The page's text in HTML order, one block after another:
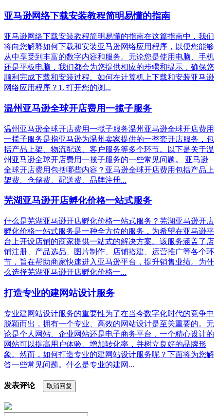
亚马逊网络下载安装教程简明易懂的指南
亚马逊网络下载安装教程简明易懂的指南在这篇指南中，我们
将向您解释如何下载和安装亚马逊网络应用程序，以便您能够
从中享受到丰富的数字内容和服务。无论您是使用电脑、手机
还是平板电脑，我们都会为您提供相应的步骤和提示，确保您
顺利完成下载和安装过程。如何在计算机上下载和安装亚马逊
网络应用程序？1. 打开您的浏...
温州亚马逊全球开店费用一揽子服务
温州亚马逊全球开店费用一揽子服务温州亚马逊全球开店费用
一揽子服务是指亚马逊为温州卖家提供的一整套开店服务，包
括产品上架、物流配送、客户服务等多个环节。以下是关于温
州亚马逊全球开店费用一揽子服务的一些常见问题。 亚马逊
全球开店费用包括哪些内容？亚马逊全球开店费用包括产品上
架费、仓储费、配送费、品牌注册...
芜湖亚马逊开店孵化价格一站式服务
什么是芜湖亚马逊开店孵化价格一站式服务？芜湖亚马逊开店
孵化价格一站式服务是一种全方位的服务，为希望在亚马逊平
台上开设店铺的商家提供一站式的解决方案。该服务涵盖了店
铺注册、产品选品、图片制作、店铺搭建、运营推广等各个环
节，旨在帮助商家快速进入亚马逊平台，提升销售业绩。为什
么选择芜湖亚马逊开店孵化价格一...
打造专业的建网站设计服务
专业建网站设计服务的重要性为了在当今数字化时代的竞争中
脱颖而出，拥有一个专业、高效的网站设计是至关重要的。无
论是个人网站、企业网站还是电子商务平台，一个精心设计的
网站可以提高用户体验、增加转化率，并树立良好的品牌形
象。然而，如何打造专业的建网站设计服务呢？下面将为您解
答一些常见问题。什么是专业的建网...
发表评论 取消回复